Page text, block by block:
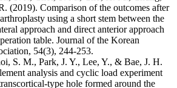
(2019). Comparison of the outcomes after
using a short stem between the
approach and direct anterior approach
table. Journal of the Korean
54(3), 244-253.
S. M., Park, J. Y., Lee, Y., & Bae, J. H.
analysis and cyclic load experiment
type hole formed around the